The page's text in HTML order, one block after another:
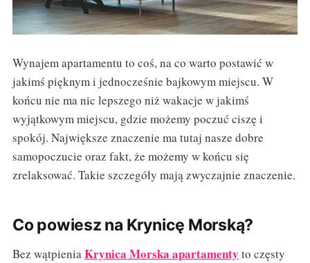
Wynajem apartamentu to coś, na co warto postawić w
jakimś pięknym i jednocześnie bajkowym miejscu. W
końcu nie ma nic lepszego niż wakacje w jakimś
wyjątkowym miejscu, gdzie możemy poczuć ciszę i
spokój. Największe znaczenie ma tutaj nasze dobre
samopoczucie oraz fakt, że możemy w końcu się
zrelaksować. Takie szczegóły mają zwyczajnie znaczenie.
Co powiesz na Krynicę Morską?
Bez wątpieniaKrynica Morska apartamenty to częsty